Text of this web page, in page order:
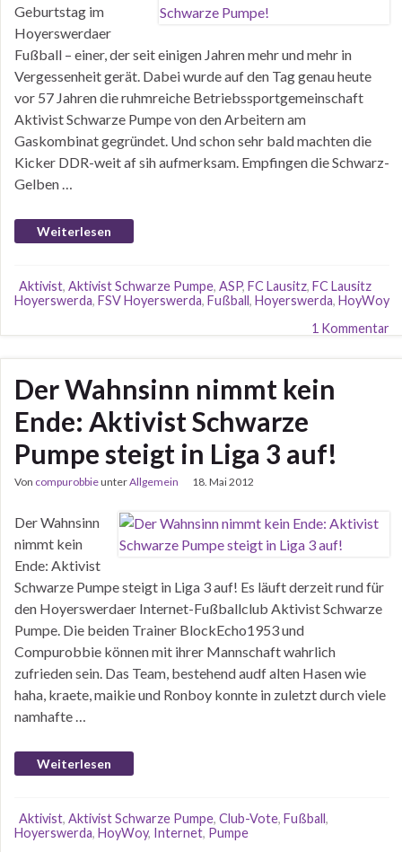
Geburtstag im
Hoyerswerdaer
Fußball – einer, der seit einigen Jahren mehr und mehr in
Vergessenheit gerät. Dabei wurde auf den Tag genau heute
vor 57 Jahren die ruhmreiche Betriebssportgemeinschaft
Aktivist Schwarze Pumpe von den Arbeitern am
Gaskombinat gegründet. Und schon sehr bald machten die
Kicker DDR-weit af sih aufmerksam. Empfingen die Schwarz-
Gelben …
Weiterlesen
Aktivist, Aktivist Schwarze Pumpe, ASP, FC Lausitz, FC Lausitz
Hoyerswerda, FSV Hoyerswerda, Fußball, Hoyerswerda, HoyWoy
1 Kommentar
Der Wahnsinn nimmt kein
Ende: Aktivist Schwarze
Pumpe steigt in Liga 3 auf!
Von compurobbieunterAllgemein 18. Mai 2012
Der Wahnsinn
nimmt kein
Ende: Aktivist
Schwarze Pumpe steigt in Liga 3 auf! Es läuft derzeit rund für
den Hoyerswerdaer Internet-Fußballclub Aktivist Schwarze
Pumpe. Die beiden Trainer BlockEcho1953 und
Compurobbie können mit ihrer Mannschaft wahrlich
zufrieden sein. Das Team, bestehend audf alten Hasen wie
haha, kraete, maikie und Ronboy konnte in zuletzt durch viele
namhafte …
Weiterlesen
Aktivist, Aktivist Schwarze Pumpe, Club-Vote, Fußball,
Hoyerswerda, HoyWoy, Internet, Pumpe